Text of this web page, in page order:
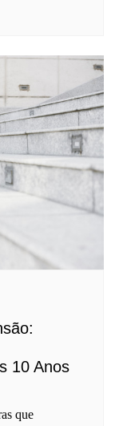
10 Anos
que